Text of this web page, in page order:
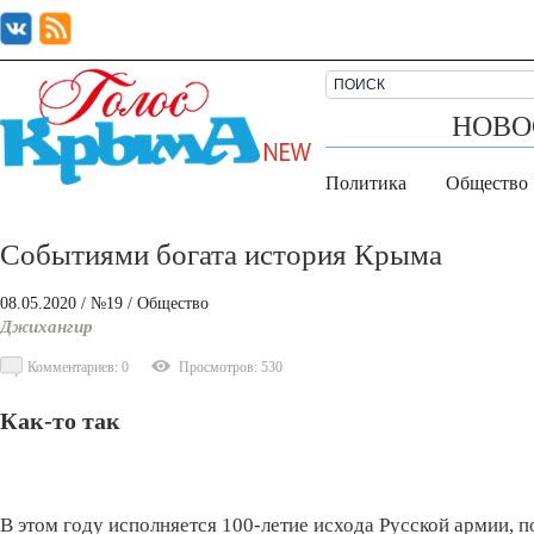
Политика Общество
Событиями богата история Крыма
08.05.2020 / №19 / Общество
Джихангир
Комментариев: 0 Просмотров: 530
Как-то так
В этом году исполняется 100-летие исхода Русской